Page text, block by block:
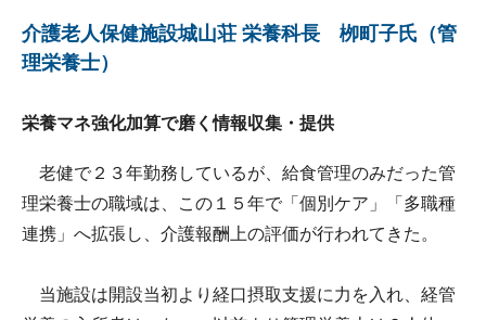
介護老人保健施設城山荘 栄養科長 栁町子氏（管
理栄養士）
栄養マネ強化加算で磨く情報収集・提供
老健で２３年勤務しているが、給食管理のみだった管
理栄養士の職域は、この１５年で「個別ケア」「多職種
連携」へ拡張し、介護報酬上の評価が行われてきた。
当施設は開設当初より経口摂取支援に力を入れ、経管